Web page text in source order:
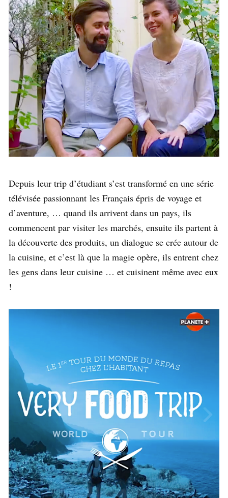
Depuis leur trip d’étudiant s’est transformé en une série
télévisée passionnant les Français épris de voyage et
d’aventure, … quand ils arrivent dans un pays, ils
commencent par visiter les marchés, ensuite ils partent à
la découverte des produits, un dialogue se crée autour de
la cuisine, et c’est là que la magie opère, ils entrent chez
les gens dans leur cuisine … et cuisinent même avec eux
!